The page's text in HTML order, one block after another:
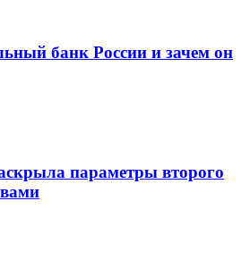
банк России и зачем он
параметры второго